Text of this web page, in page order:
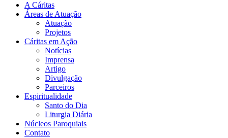
A Cáritas
Áreas de Atuação
Atuação
Projetos
Cáritas em Ação
Notícias
Imprensa
Artigo
Divulgação
Parceiros
Espiritualidade
Santo do Dia
Liturgia Diária
Núcleos Paroquiais
Contato